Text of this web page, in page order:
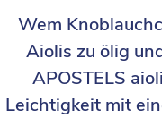
Wem
Aiolis zu ölig
APOSTELS
Leichtigkeit mit